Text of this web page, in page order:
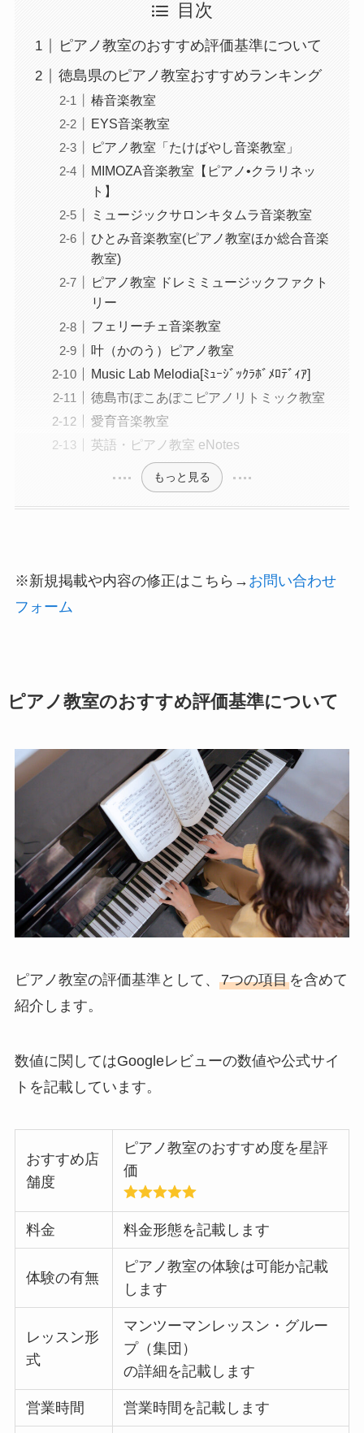
目次
ピアノ教室のおすすめ評価基準について
徳島県のピアノ教室おすすめランキング
椿音楽教室
EYS音楽教室
ピアノ教室「たけばやし音楽教室」
MIMOZA音楽教室【ピアノ•クラリネッ
ト】
ミュージックサロンキタムラ音楽教室
ひとみ音楽教室(ピアノ教室ほか総合音楽
教室)
ピアノ教室 ドレミミュージックファクト
リー
フェリーチェ音楽教室
叶（かのう）ピアノ教室
Music Lab Melodia[ﾐｭｰｼﾞｯｸﾗﾎﾞﾒﾛﾃﾞｨｱ]
徳島市ぽこあぽこピアノリトミック教室
愛育音楽教室
英語・ピアノ教室 eNotes
もっと見る
※新規掲載や内容の修正はこちら→ お問い合わせ
フォーム
ピアノ教室のおすすめ評価基準について
ピアノ教室の評価基準として、 7つの項目を含めて
紹介します。
数値に関してはGoogleレビューの数値や公式サイ
トを記載しています。
おすすめ店
舗度
ピアノ教室のおすすめ度を星評
価
料金 料金形態を記載します
体験の有無
ピアノ教室の体験は可能か記載
します
レッスン形
式
マンツーマンレッスン・グルー
プ（集団）
の詳細を記載します
営業時間 営業時間を記載します